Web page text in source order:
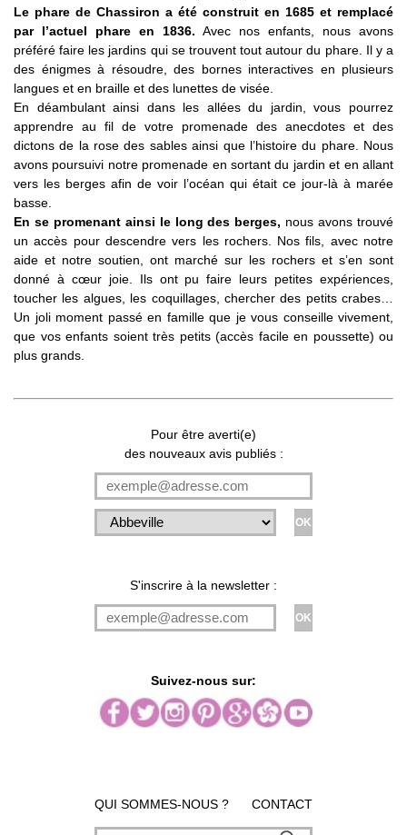
Le phare de Chassiron a été construit en 1685 et remplacé
par l’actuel phare en 1836. Avec nos enfants, nous avons
préféré faire les jardins qui se trouvent tout autour du phare. Il y a
des énigmes à résoudre, des bornes interactives en plusieurs
langues et en braille et des lunettes de visée.
En déambulant ainsi dans les allées du jardin, vous pourrez
apprendre au fil de votre promenade des anecdotes et des
dictons de la rose des sables ainsi que l’histoire du phare. Nous
avons poursuivi notre promenade en sortant du jardin et en allant
vers les berges afin de voir l’océan qui était ce jour-là à marée
basse.
En se promenant ainsi le long des berges, nous avons trouvé
un accès pour descendre vers les rochers. Nos fils, avec notre
aide et notre soutien, ont marché sur les rochers et s’en sont
donné à cœur joie. Ils ont pu faire leurs petites expériences,
toucher les algues, les coquillages, chercher des petits crabes…
Un joli moment passé en famille que je vous conseille vivement,
que vos enfants soient très petits (accès facile en poussette) ou
plus grands.
Pour être averti(e)
des nouveaux avis publiés :
S'inscrire à la newsletter :
Suivez-nous sur:
QUI SOMMES-NOUS ? CONTACT